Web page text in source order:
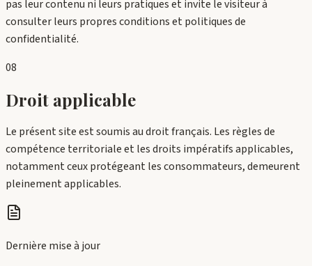
pas leur contenu ni leurs pratiques et invite le visiteur à
consulter leurs propres conditions et politiques de
confidentialité.
08
Droit applicable
Le présent site est soumis au droit français. Les règles de
compétence territoriale et les droits impératifs applicables,
notamment ceux protégeant les consommateurs, demeurent
pleinement applicables.
Dernière mise à jour